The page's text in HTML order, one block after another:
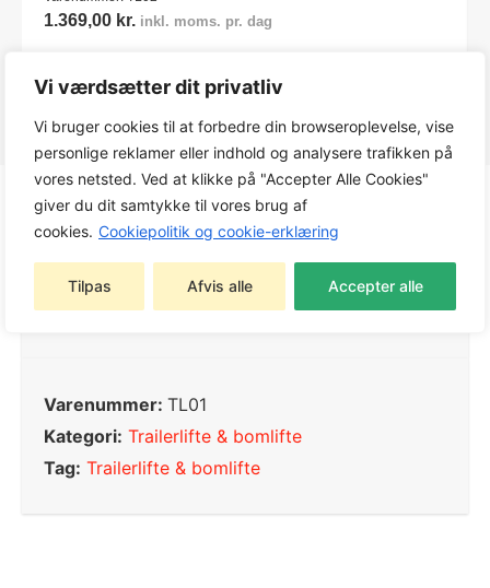
Vi værdsætter dit privatliv
Vi bruger cookies til at forbedre din browseroplevelse, vise
personlige reklamer eller indhold og analysere trafikken på
vores netsted. Ved at klikke på "Accepter Alle Cookies"
giver du dit samtykke til vores brug af
cookies. Cookiepolitik og cookie-erklæring
Tilpas Afvis alle Accepter alle
1.369,00 kr. inkl. moms. pr. dag
Varenummer: TL01
Kategori: Trailerlifte & bomlifte
Tag: Trailerlifte & bomlifte